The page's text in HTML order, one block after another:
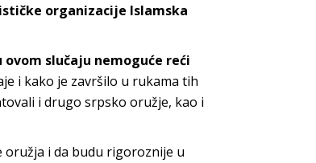
organizacije Islamska
ovom slučaju nemoguće reći
i kako je završilo u rukama tih
i drugo srpsko oružje, kao i
oružja i da budu rigoroznije u